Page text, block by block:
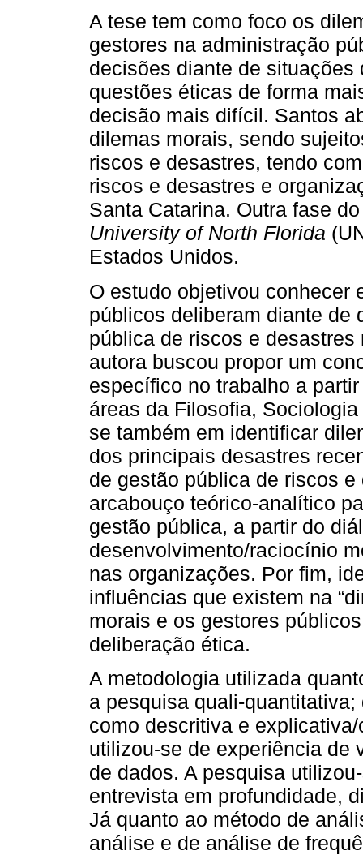
A tese tem como foco os
gestores na administração
decisões diante de
questões éticas de forma
decisão mais difícil. Santos
dilemas morais, sendo
riscos e desastres, tendo
riscos e desastres e
Santa Catarina. Outra fase
University of North Florida
Estados Unidos.
O estudo objetivou conhecer
públicos deliberam diante de
pública de riscos e
autora buscou propor um
específico no trabalho a
áreas da Filosofia,
se também em identificar
dos principais desastres
de gestão pública de riscos
arcabouço teórico-analítico
gestão pública, a partir do
desenvolvimento/raciocínio
nas organizações. Por fim,
influências que existem na
morais e os gestores
deliberação ética.
A metodologia utilizada
a pesquisa quali-
como descritiva e
utilizou-se de experiência de
de dados. A pesquisa
entrevista em profundidade,
Já quanto ao método de
análise e de análise de